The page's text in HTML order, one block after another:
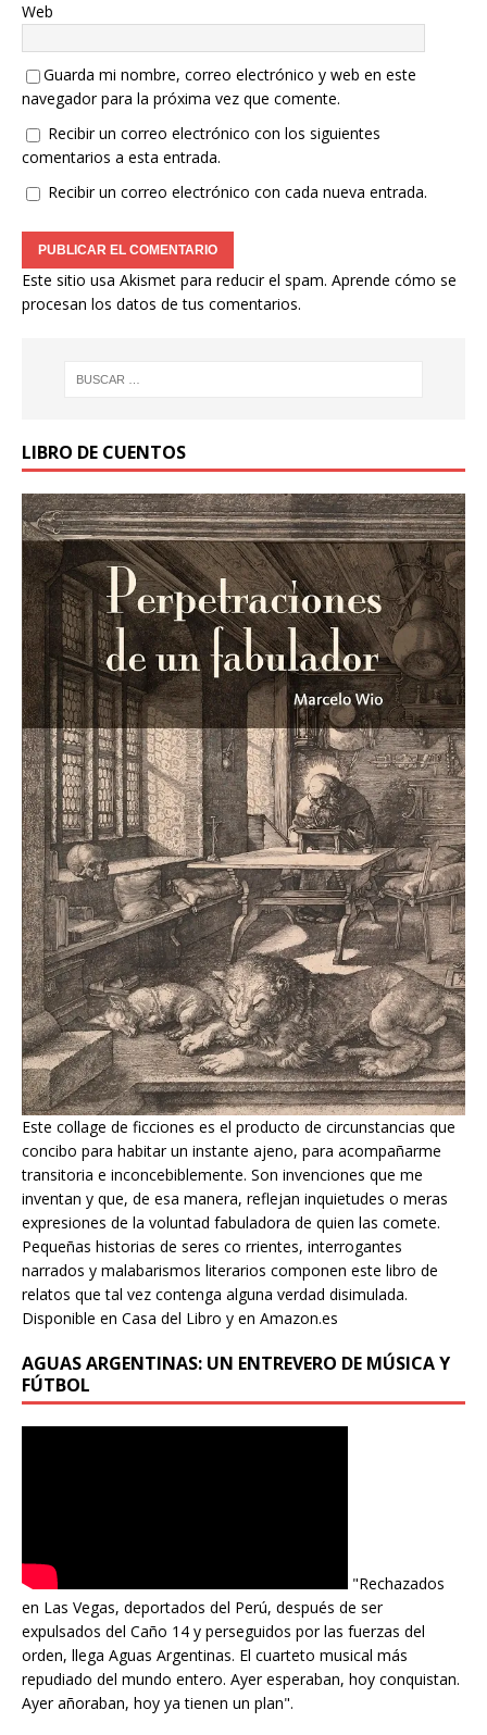
Web
Guarda mi nombre, correo electrónico y web en este
navegador para la próxima vez que comente.
Recibir un correo electrónico con los siguientes
comentarios a esta entrada.
Recibir un correo electrónico con cada nueva entrada.
Este sitio usa Akismet para reducir el spam. Aprende cómo se
procesan los datos de tus comentarios.
LIBRO DE CUENTOS
Este collage de ficciones es el producto de circunstancias que
concibo para habitar un instante ajeno, para acompañarme
transitoria e inconcebiblemente. Son invenciones que me
inventan y que, de esa manera, reflejan inquietudes o meras
expresiones de la voluntad fabuladora de quien las comete.
Pequeñas historias de seres co rrientes, interrogantes
narrados y malabarismos literarios componen este libro de
relatos que tal vez contenga alguna verdad disimulada.
Disponible en Casa del Libro y en Amazon.es
AGUAS ARGENTINAS: UN ENTREVERO DE MÚSICA Y
FÚTBOL
"Rechazados
en Las Vegas, deportados del Perú, después de ser
expulsados del Caño 14 y perseguidos por las fuerzas del
orden, llega Aguas Argentinas. El cuarteto musical más
repudiado del mundo entero. Ayer esperaban, hoy conquistan.
Ayer añoraban, hoy ya tienen un plan".